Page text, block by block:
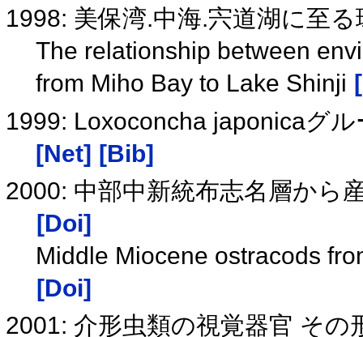
1998: 美保湾.中海.宍道湖に至
The relationship between
from Miho Bay to Lake Shinji
1999: Loxoconcha japonicaグ
[Net] [Bib]
2000: 中部中新統布志名層から
[Doi]
Middle Miocene ostracods
[Doi]
2001: 介形虫類の視覚器官 そ